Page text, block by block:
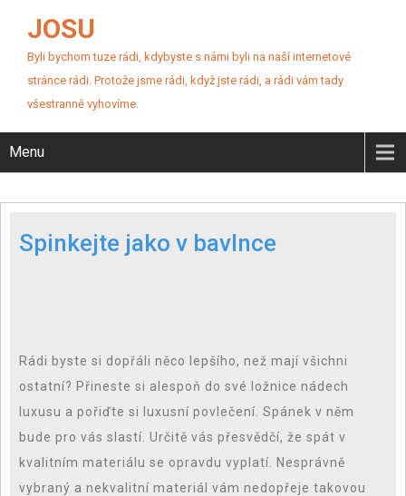
JOSU
Byli bychom tuze rádi, kdybyste s námi byli na naší internetové
stránce rádi. Protože jsme rádi, když jste rádi, a rádi vám tady
všestranně vyhovíme.
Menu
Spinkejte jako v bavlnce
Rádi byste si dopřáli něco lepšího, než mají všichni
ostatní? Přineste si alespoň do své ložnice nádech
luxusu a pořiďte si
luxusní povlečení . Spánek v něm
bude pro vás slastí. Určitě vás přesvědčí, že spát v
kvalitním materiálu se opravdu vyplatí. Nesprávně
vybraný a nekvalitní materiál vám nedopřeje takovou